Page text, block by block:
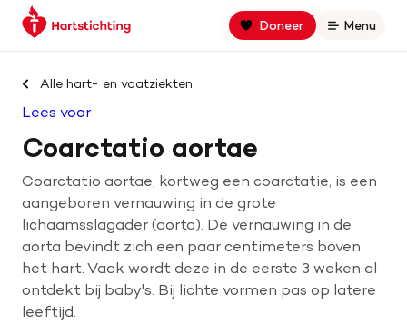
Spring
naar
Spring
naar
navigatie
Keer
terug
de
homepage
Doneer
Open
Menu
Zoek binnen hartstichting.nl
Zoeken
Hart- en vaatziekten
Oorzaken
Is jouw hart gezond?
Alle hart- en vaatziekten
Lees voor
Coarctatio aortae
Coarctatio aortae, kortweg een coarctatie, is een
aangeboren vernauwing in de grote
lichaamsslagader (aorta). De vernauwing in de
aorta bevindt zich een paar centimeters boven
het hart. Vaak wordt deze in de eerste 3 weken al
ontdekt bij baby's. Bij lichte vormen pas op latere
leeftijd.